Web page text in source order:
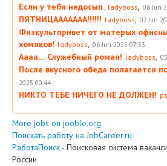
Если у тебя недосып. ladyboss 08 Jun
ПЯТНИЦААААААА!!!!!! ladyboss 07 Jun
Физкультпривет от матерых
хомяков! ladyboss 06 Jun 2025 07:53
Аааа… Служебный роман! ladyboss
После вкусного обеда полагается
2025 00:44
НИКТО ТЕБЕ НИЧЕГО НЕ ДОЛЖЕН!
More jobs on jooble.org
Поискать работу на JobCareer.ru
РаботаПоиск - Поисковая система
России